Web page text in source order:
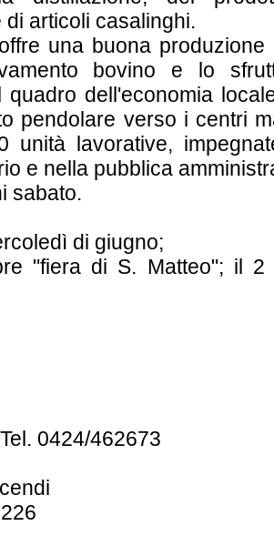
articoli casalinghi.
una buona
bovino e lo
quadro dell'economia
pendolare verso i centri
unità lavorative,
e nella pubblica
sabato.
di giugno;
"fiera di S. Matteo"; il 2
0424/462673